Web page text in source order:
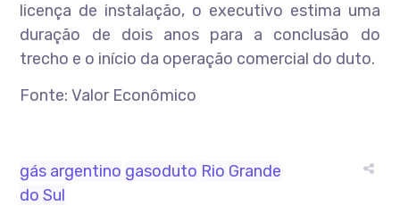
licença de instalação, o executivo estima uma
duração de dois anos para a conclusão do
trecho e o início da operação comercial do duto.
Fonte: Valor Econômico
gás argentino gasoduto Rio Grande
do Sul